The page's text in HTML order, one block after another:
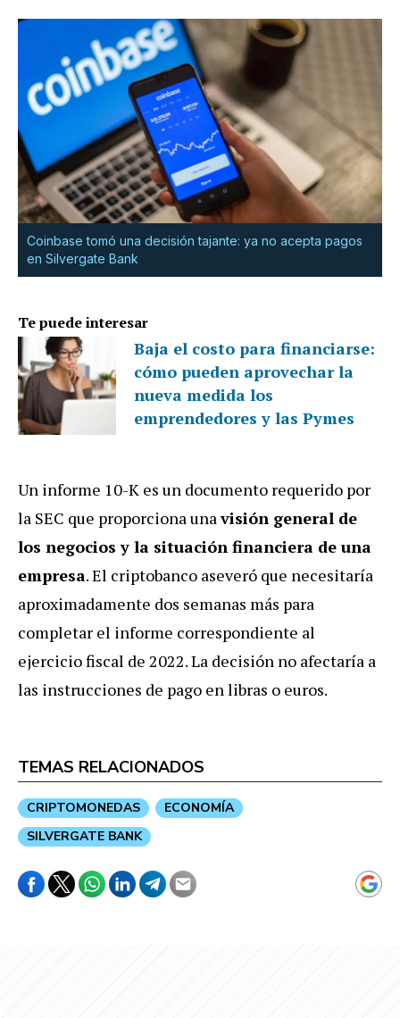
Coinbase tomó una decisión tajante: ya no acepta pagos
en Silvergate Bank
Te puede interesar
Baja el costo para financiarse:
cómo pueden aprovechar la
nueva medida los
emprendedores y las Pymes
Un informe 10-K es un documento requerido por
la SEC que proporciona unavisión general de
los negocios y la situación financiera de una
empresa. El criptobanco aseveró que necesitaría
aproximadamente dos semanas más para
completar el informe correspondiente al
ejercicio fiscal de 2022. La decisión no afectaría a
las instrucciones de pago en libras o euros.
TEMAS RELACIONADOS
CRIPTOMONEDAS
ECONOMÍA
SILVERGATE BANK